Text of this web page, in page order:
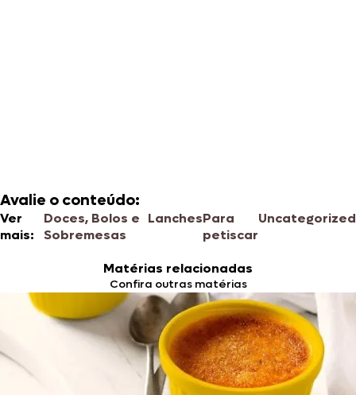
Avalie o conteúdo:
Ver
mais:
Doces, Bolos e
Sobremesas
LanchesPara
petiscar
Uncategorized
Matérias relacionadas
Confira outras matérias